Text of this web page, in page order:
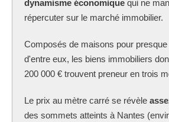
dynamisme économique qui ne
répercuter sur le marché immobilier.
Composés de maisons pour
d'entre eux, les biens immobiliers
200 000 € trouvent preneur en trois
Le prix au mètre carré se révèle
des sommets atteints à Nantes